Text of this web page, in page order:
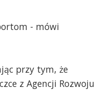
- mówi
przy tym, że
z Agencji Rozwoju